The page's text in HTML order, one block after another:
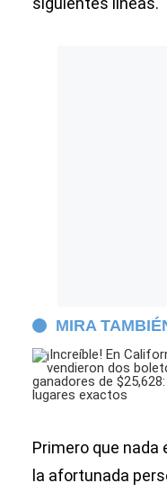
MIRA
Primero que nada
la afortunada